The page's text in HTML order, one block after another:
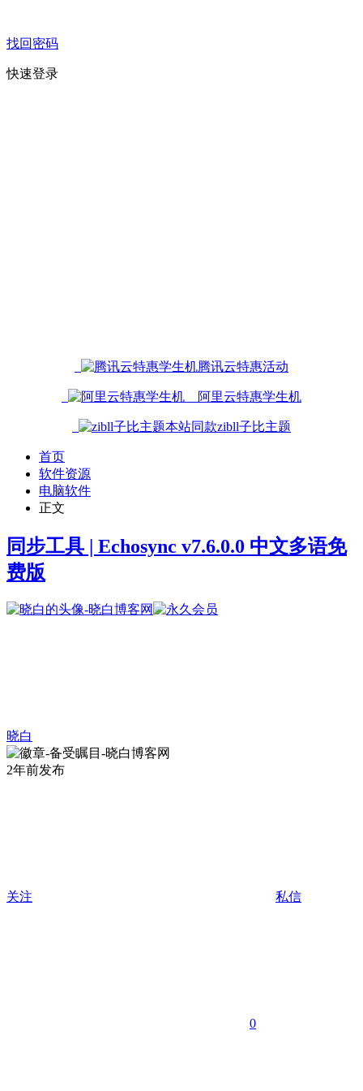
找回密码
快速登录
腾讯云特惠活动
阿里云特惠学生机
本站同款zibll子比主题
首页
软件资源
电脑软件
正文
同步工具 | Echosync v7.6.0.0 中文多语免
费版
晓白
2年前发布
关注 私信
0